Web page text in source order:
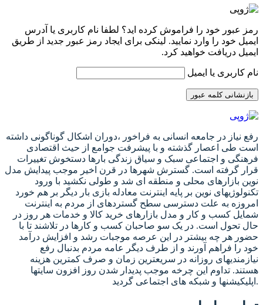
رمز عبور خود را فراموش کرده اید؟ لطفا نام کاربری یا آدرس
ایمیل خود را وارد نمایید. لینکی برای ایجاد رمز عبور جدید از طریق
ایمیل دریافت خواهید کرد.
نام کاربری یا ایمیل
بازنشانی کلمه عبور
رفع نیاز در جامعه انسانی به فراخور ،دوران اشکال گوناگونی داشته
است طی اعصار گذشته و با پیشرفت جوامع از حیث اقتصادی
فرهنگی و اجتماعی سبک و سیاق زندگی بارها دستخوش تغییرات
قرار گرفته است. گسترش شهرها در قرن اخیر موجب پیدایش مدل
نوین بازارهای محلی و منطقه ای شد و طولی نکشید با ورود
تکنولوژیهای نوین بر پایه اینترنت معادله بازی بار دیگر بر هم خورد
امروزه به علت دسترسی سطح گستردهای از مردم به اینترنت
شمایل کسب و کار و مدل بازارهای خرید کالا و خدمات هر روز در
حال تحول است. در یک سو صاحبان کسب و کارها در تلاشند تا با
حضور هر چه بیشتر در این عرصه موجبات رشد و افزایش درآمد
خود را فراهم آورند و از طرف دیگر عامه مردم بدنبال رفع
نیازمندیهای روزانه در سریعترین زمان و صرف کمترین هزینه
هستند. تداوم این چرخه موجب پدیدار شدن روز افزون سایتها
اپلیکیشنها و شبکه های اجتماعی گردید.